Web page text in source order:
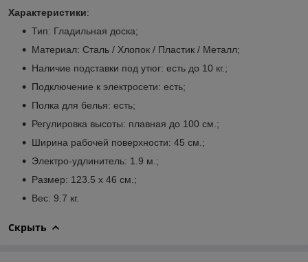
Характеристики:
Тип: Гладильная доска;
Материал: Сталь / Хлопок / Пластик / Металл;
Наличие подставки под утюг: есть до 10 кг.;
Подключение к электросети: есть;
Полка для белья: есть;
Регулировка высоты: плавная до 100 см.;
Ширина рабочей поверхности: 45 см.;
Электро-удлинитель: 1.9 м.;
Размер: 123.5 х 46 см.;
Вес: 9.7 кг.
Скрыть